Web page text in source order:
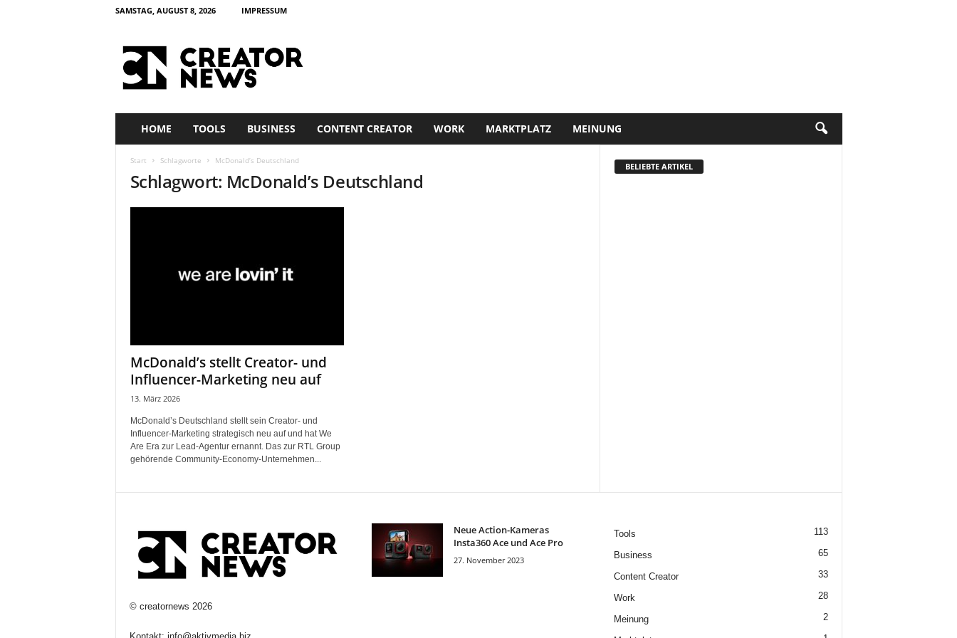
SAMSTAG, AUGUST 8, 2026 IMPRESSUM
HOME TOOLS BUSINESS CONTENT CREATOR WORK MARKTPLATZ MEINUNG
Start Schlagworte McDonald’s Deutschland
Schlagwort: McDonald’s Deutschland
McDonald’s stellt Creator- und
Influencer-Marketing neu auf
13. März 2026
McDonald’s Deutschland stellt sein Creator- und
Influencer-Marketing strategisch neu auf und hat We
Are Era zur Lead-Agentur ernannt. Das zur RTL Group
gehörende Community-Economy-Unternehmen...
BELIEBTE ARTIKEL
© creatornews 2026
Neue Action-Kameras
Insta360 Ace und Ace Pro
27. November 2023
Tools 113
Business 65
Content Creator 33
Work 28
Meinung 2